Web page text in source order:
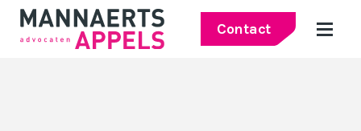
Contact